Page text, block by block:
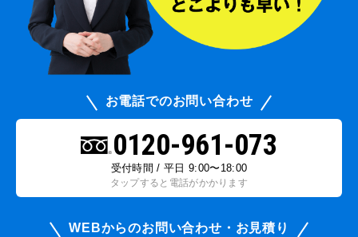
お電話でのお問い合わせ
0120-961-073
受付時間 / 平日 9:00〜18:00
タップすると電話がかかります
WEBからのお問い合わせ・お見積り